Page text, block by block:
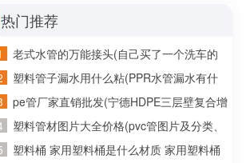
热门推荐
老式水管的万能接头(自己买了一个洗车的
管子，又从网上买了个万能连接头。接了水
龙头上老是往外漏水怎么办)
塑料管子漏水用什么粘(PPR水管漏水有什
么胶可以粘牢)
pe管厂家直销批发(宁德HDPE三层壁复合增
强管批发 诚信为本)
塑料管材图片大全价格(pvc管图片及分类、
发展趋势)
塑料桶 家用塑料桶是什么材质 家用塑料桶